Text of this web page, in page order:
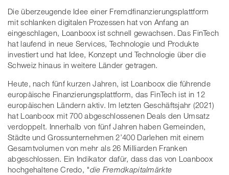
Die überzeugende Idee einer Fremdfinanzierungsplattform
mit schlanken digitalen Prozessen hat von Anfang an
eingeschlagen, Loanboox ist schnell gewachsen. Das FinTech
hat laufend in neue Services, Technologie und Produkte
investiert und hat Idee, Konzept und Technologie über die
Schweiz hinaus in weitere Länder getragen.
Heute, nach fünf kurzen Jahren, ist Loanboox die führende
europäische Finanzierungsplattform, das FinTech ist in 12
europäischen Ländern aktiv. Im letzten Geschäftsjahr (2021)
hat Loanboox mit 700 abgeschlossenen Deals den Umsatz
verdoppelt. Innerhalb von fünf Jahren haben Gemeinden,
Städte und Grossunternehmen 2’400 Darlehen mit einem
Gesamtvolumen von mehr als 26 Milliarden Franken
abgeschlossen. Ein Indikator dafür, dass das von Loanboox
hochgehaltene Credo, "die Fremdkapitalmärkte